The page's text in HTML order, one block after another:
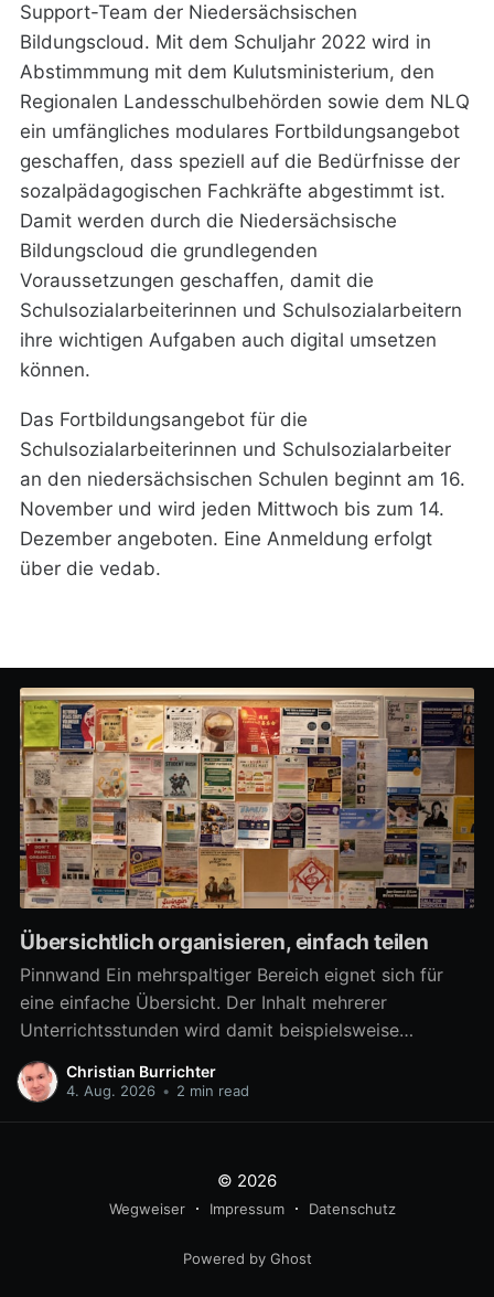
Support-Team der Niedersächsischen
Bildungscloud. Mit dem Schuljahr 2022 wird in
Abstimmmung mit dem Kulutsministerium, den
Regionalen Landesschulbehörden sowie dem NLQ
ein umfängliches modulares Fortbildungsangebot
geschaffen, dass speziell auf die Bedürfnisse der
sozalpädagogischen Fachkräfte abgestimmt ist.
Damit werden durch die Niedersächsische
Bildungscloud die grundlegenden
Voraussetzungen geschaffen, damit die
Schulsozialarbeiterinnen und Schulsozialarbeitern
ihre wichtigen Aufgaben auch digital umsetzen
können.
Das Fortbildungsangebot für die
Schulsozialarbeiterinnen und Schulsozialarbeiter
an den niedersächsischen Schulen beginnt am 16.
November und wird jeden Mittwoch bis zum 14.
Dezember angeboten. Eine Anmeldung erfolgt
über die vedab.
Übersichtlich organisieren, einfach teilen
Pinnwand Ein mehrspaltiger Bereich eignet sich für
eine einfache Übersicht. Der Inhalt mehrerer
Unterrichtsstunden wird damit beispielsweise
übersichtlich verfügbar. Aber auch zahlreiche
Materialien für eine Arbeitsphase lassen sich damit
Christian Burrichter
4. Aug. 2026 • 2 min read
© 2026
Wegweiser Impressum Datenschutz
Powered by Ghost